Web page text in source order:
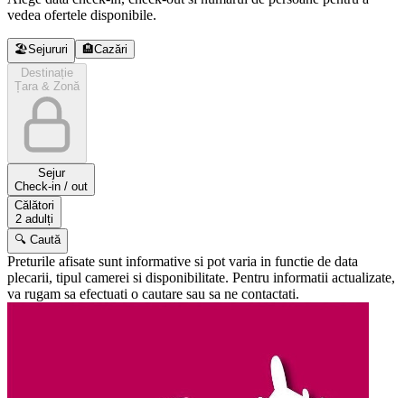
vedea ofertele disponibile.
🏖️Sejururi 🏨Cazări
Destinație
Țara & Zonă
Sejur
Check-in / out
Călători
2 adulți
🔍 Caută
Preturile afisate sunt informative si pot varia in functie de data
plecarii, tipul camerei si disponibilitate. Pentru informatii actualizate,
va rugam sa efectuati o cautare sau sa ne contactati.